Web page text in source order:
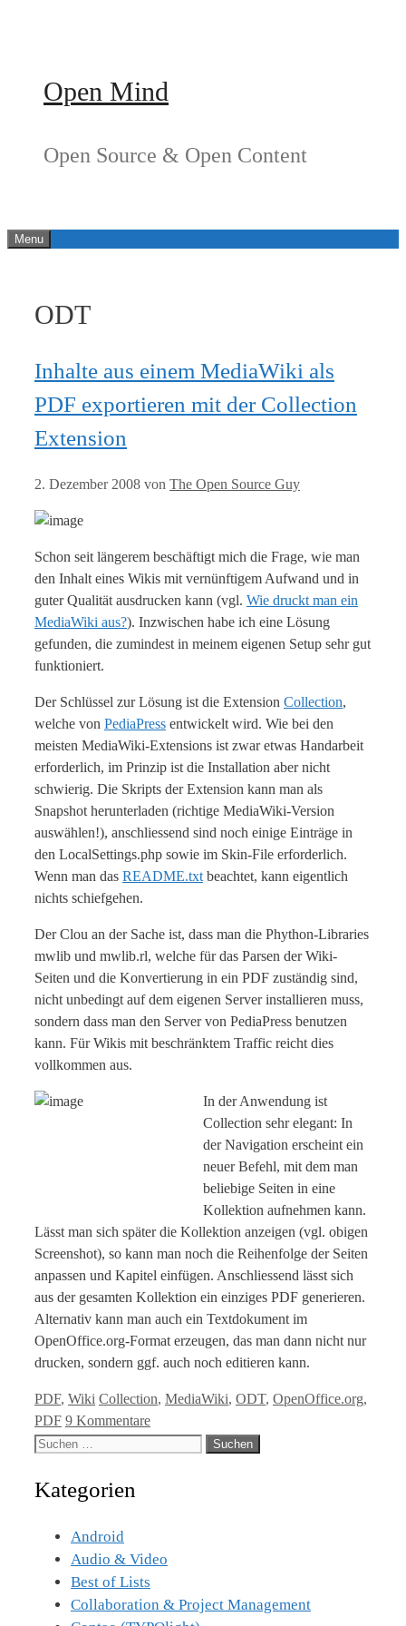
Open Mind
Open Source & Open Content
Menu
ODT
Inhalte aus einem MediaWiki als
PDF exportieren mit der Collection
Extension
2. Dezember 2008 von The Open Source Guy
Schon seit längerem beschäftigt mich die Frage, wie man
den Inhalt eines Wikis mit vernünftigem Aufwand und in
guter Qualität ausdrucken kann (vgl. Wie druckt man ein
MediaWiki aus?). Inzwischen habe ich eine Lösung
gefunden, die zumindest in meinem eigenen Setup sehr gut
funktioniert.
Der Schlüssel zur Lösung ist die Extension Collection,
welche von PediaPress entwickelt wird. Wie bei den
meisten MediaWiki-Extensions ist zwar etwas Handarbeit
erforderlich, im Prinzip ist die Installation aber nicht
schwierig. Die Skripts der Extension kann man als
Snapshot herunterladen (richtige MediaWiki-Version
auswählen!), anschliessend sind noch einige Einträge in
den LocalSettings.php sowie im Skin-File erforderlich.
Wenn man das README.txt beachtet, kann eigentlich
nichts schiefgehen.
Der Clou an der Sache ist, dass man die Phython-Libraries
mwlib und mwlib.rl, welche für das Parsen der Wiki-
Seiten und die Konvertierung in ein PDF zuständig sind,
nicht unbedingt auf dem eigenen Server installieren muss,
sondern dass man den Server von PediaPress benutzen
kann. Für Wikis mit beschränktem Traffic reicht dies
vollkommen aus.
In der Anwendung ist
Collection sehr elegant: In
der Navigation erscheint ein
neuer Befehl, mit dem man
beliebige Seiten in eine
Kollektion aufnehmen kann.
Lässt man sich später die Kollektion anzeigen (vgl. obigen
Screenshot), so kann man noch die Reihenfolge der Seiten
anpassen und Kapitel einfügen. Anschliessend lässt sich
aus der gesamten Kollektion ein einziges PDF generieren.
Alternativ kann man auch ein Textdokument im
OpenOffice.org-Format erzeugen, das man dann nicht nur
drucken, sondern ggf. auch noch editieren kann.
Kategorien
PDF, Wiki Tags
Collection, MediaWiki, ODT, OpenOffice.org,
PDF 9 Kommentare
Suche
Kategorien
Android
Audio & Video
Best of Lists
Collaboration & Project Management